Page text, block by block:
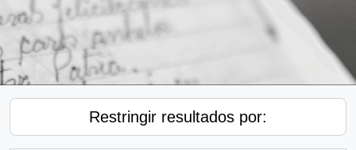
Restringir resultados por: